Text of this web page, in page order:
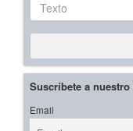
Suscríbete a
Email